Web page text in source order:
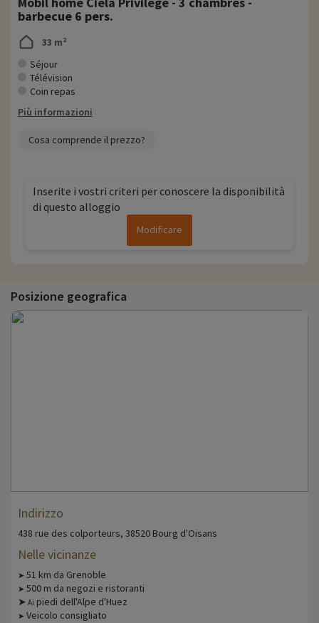
barbecue 6 pers.
33 m²
Séjour
Télévision
Coin repas
Più informazioni
Cosa comprende il prezzo?
Inserite i vostri criteri per conoscere la disponibilità
di questo alloggio
Modificare
Posizione geografica
Indirizzo
438 rue des colporteurs, 38520 Bourg d'Oisans
Nelle vicinanze
➤ 51 km da Grenoble
➤ 500 m da negozi e ristoranti
➤ Ai piedi dell'Alpe d'Huez
➤ Veicolo consigliato